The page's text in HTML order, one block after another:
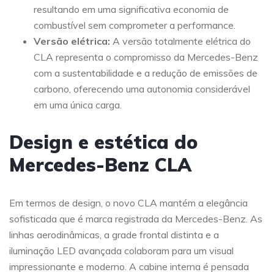
resultando em uma significativa economia de
combustível sem comprometer a performance.
Versão elétrica: A versão totalmente elétrica do
CLA representa o compromisso da Mercedes-Benz
com a sustentabilidade e a redução de emissões de
carbono, oferecendo uma autonomia considerável
em uma única carga.
Design e estética do
Mercedes-Benz CLA
Em termos de design, o novo CLA mantém a elegância
sofisticada que é marca registrada da Mercedes-Benz. As
linhas aerodinâmicas, a grade frontal distinta e a
iluminação LED avançada colaboram para um visual
impressionante e moderno. A cabine interna é pensada